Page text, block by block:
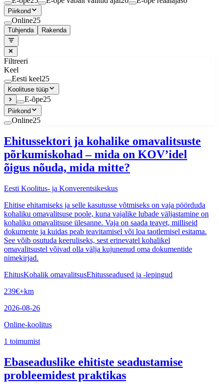
Piirkond
Online25
Tühjenda Rakenda
Filtreeri
Keel
Eesti keel25
Koolituse tüüp
E-õpe25
Piirkond
Online25
Ehitussektori ja kohalike omavalitsuste
põrkumiskohad – mida on KOV’idel
õigus nõuda, mida mitte?
Eesti Koolitus- ja Konverentsikeskus
Ehitise ehitamiseks ja selle kasutusse võtmiseks on vaja pöörduda
kohaliku omavalitsuse poole, kuna vajalike lubade väljastamine on
kohaliku omavalitsuse ülesanne. Vaja on saada teavet, milliseid
dokumente ja kuidas peab teavitamisel või loa taotlemisel esitama.
See võib osutuda keeruliseks, sest erinevatel kohalikel
omavalitsustel võivad olla välja kujunenud oma dokumentide
nimekirjad.
EhitusKohalik omavalitsusEhitusseadused ja -lepingud
239€+km
2026-08-26
Online-koolitus
1 toimumist
Ebaseaduslike ehitiste seadustamise
probleemidest praktikas